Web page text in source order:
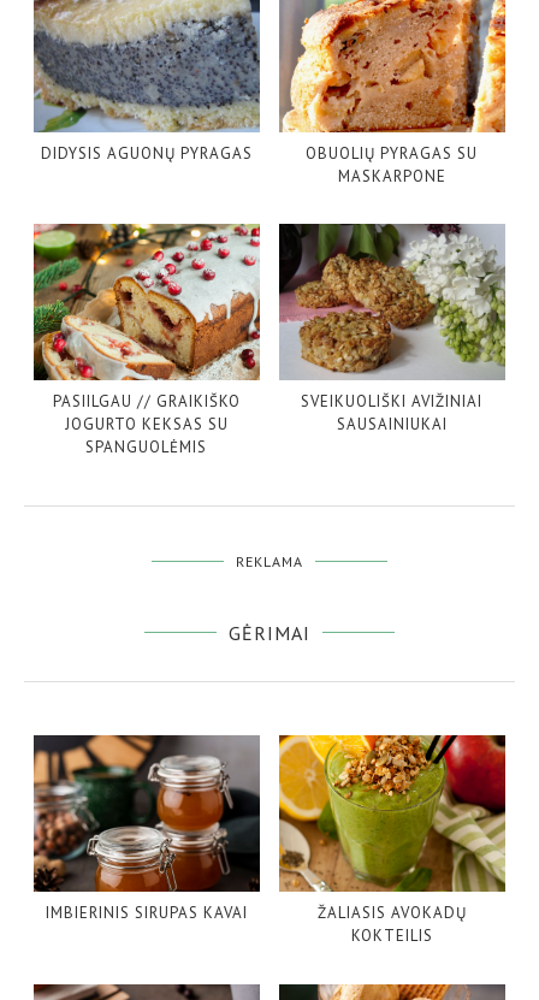
DIDYSIS AGUONŲ PYRAGAS
OBUOLIŲ PYRAGAS SU
MASKARPONE
PASIILGAU // GRAIKIŠKO
JOGURTO KEKSAS SU
SPANGUOLĖMIS
SVEIKUOLIŠKI AVIŽINIAI
SAUSAINIUKAI
REKLAMA
GĖRIMAI
IMBIERINIS SIRUPAS KAVAI
ŽALIASIS AVOKADŲ
KOKTEILIS